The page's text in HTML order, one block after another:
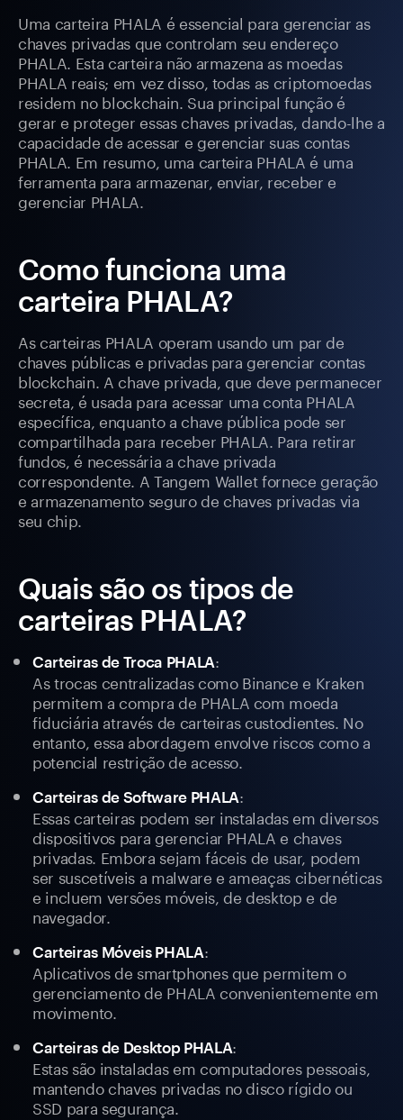
Uma carteira PHALA é essencial para gerenciar as
chaves privadas que controlam seu endereço
PHALA. Esta carteira não armazena as moedas
PHALA reais; em vez disso, todas as criptomoedas
residem no blockchain. Sua principal função é
gerar e proteger essas chaves privadas, dando-lhe a
capacidade de acessar e gerenciar suas contas
PHALA. Em resumo, uma carteira PHALA é uma
ferramenta para armazenar, enviar, receber e
gerenciar PHALA.
Como funciona uma
carteira PHALA?
As carteiras PHALA operam usando um par de
chaves públicas e privadas para gerenciar contas
blockchain. A chave privada, que deve permanecer
secreta, é usada para acessar uma conta PHALA
específica, enquanto a chave pública pode ser
compartilhada para receber PHALA. Para retirar
fundos, é necessária a chave privada
correspondente. A Tangem Wallet fornece geração
e armazenamento seguro de chaves privadas via
seu chip.
Quais são os tipos de
carteiras PHALA?
Carteiras de Troca PHALA:
As trocas centralizadas como Binance e Kraken
permitem a compra de PHALA com moeda
fiduciária através de carteiras custodientes. No
entanto, essa abordagem envolve riscos como a
potencial restrição de acesso.
Carteiras de Software PHALA:
Essas carteiras podem ser instaladas em diversos
dispositivos para gerenciar PHALA e chaves
privadas. Embora sejam fáceis de usar, podem
ser suscetíveis a malware e ameaças cibernéticas
e incluem versões móveis, de desktop e de
navegador.
Carteiras Móveis PHALA:
Aplicativos de smartphones que permitem o
gerenciamento de PHALA convenientemente em
movimento.
Carteiras de Desktop PHALA:
Estas são instaladas em computadores pessoais,
mantendo chaves privadas no disco rígido ou
SSD para segurança.